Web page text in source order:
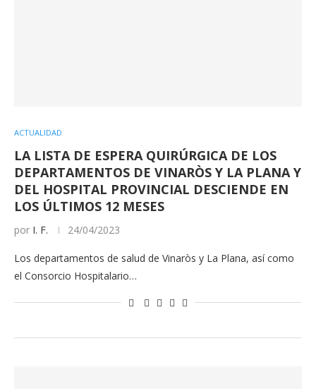
ACTUALIDAD
LA LISTA DE ESPERA QUIRÚRGICA DE LOS
DEPARTAMENTOS DE VINARÒS Y LA PLANA Y
DEL HOSPITAL PROVINCIAL DESCIENDE EN
LOS ÚLTIMOS 12 MESES
por I. F. 24/04/2023
Los departamentos de salud de Vinaròs y La Plana, así como
el Consorcio Hospitalario…